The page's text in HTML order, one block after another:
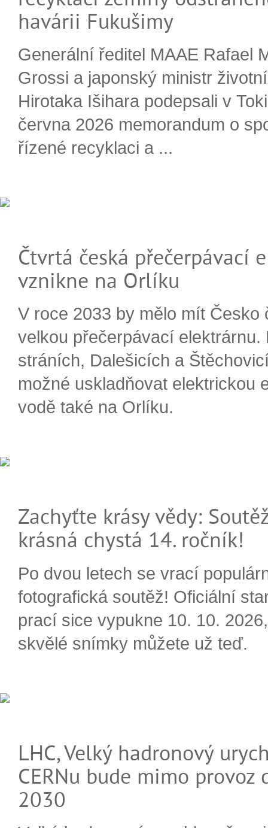
havárii Fukušimy
Generální ředitel MAAE Rafael
Grossi a japonský ministr
Hirotaka Išihara podepsali v
června 2026 memorandum o
řízené recyklaci a ...
Čtvrtá česká přečerpávací
vznikne na Orlíku
V roce 2033 by mělo mít Česko
velkou přečerpávací elektrárnu.
stráních, Dalešicích a
možné uskladňovat elektrickou
vodě také na Orlíku.
Zachyťte krásy vědy:
krásná chystá 14. ročník!
Po dvou letech se vrací
fotografická soutěž! Oficiální
prací sice vypukne 10. 10.
skvělé snímky můžete už teď.
LHC, Velký hadronový
CERNu bude mimo provoz
2030